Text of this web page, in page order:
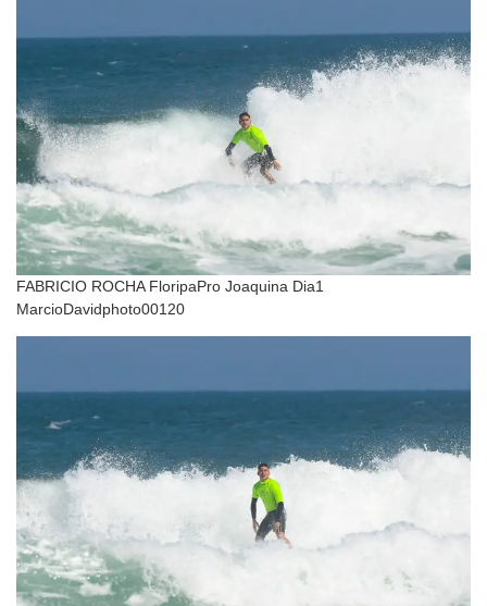
FABRICIO ROCHA FloripaPro Joaquina Dia1
MarcioDavidphoto00120